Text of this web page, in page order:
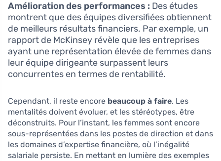
Amélioration des performances : Des études
montrent que des équipes diversifiées obtiennent
de meilleurs résultats financiers. Par exemple, un
rapport de McKinsey révèle que les entreprises
ayant une représentation élevée de femmes dans
leur équipe dirigeante surpassent leurs
concurrentes en termes de rentabilité.
Cependant, il reste encore beaucoup à faire. Les
mentalités doivent évoluer, et les stéréotypes, être
déconstruits. Pour l’instant, les femmes sont encore
sous-représentées dans les postes de direction et dans
les domaines d’expertise financière, où l’inégalité
salariale persiste. En mettant en lumière des exemples